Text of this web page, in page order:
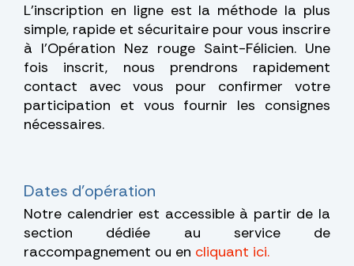
L'inscription en ligne est la méthode la plus
simple, rapide et sécuritaire pour vous inscrire
à l'Opération Nez rouge Saint-Félicien. Une
fois inscrit, nous prendrons rapidement
contact avec vous pour confirmer votre
participation et vous fournir les consignes
nécessaires.
Dates d'opération
Notre calendrier est accessible à partir de la
section dédiée au service de
raccompagnement ou en cliquant ici.